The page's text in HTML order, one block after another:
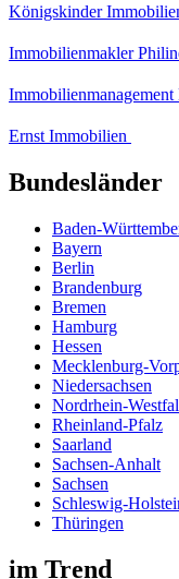
Königskinder
Immobilienmakler
Ernst Immobilien
Bundesländer
Baden-
Bayern
Berlin
Brandenburg
Bremen
Hamburg
Hessen
Mecklenburg-
Niedersachsen
Nordrhein-
Rheinland-Pfalz
Saarland
Sachsen-Anhalt
Sachsen
Schleswig-
Thüringen
im Trend